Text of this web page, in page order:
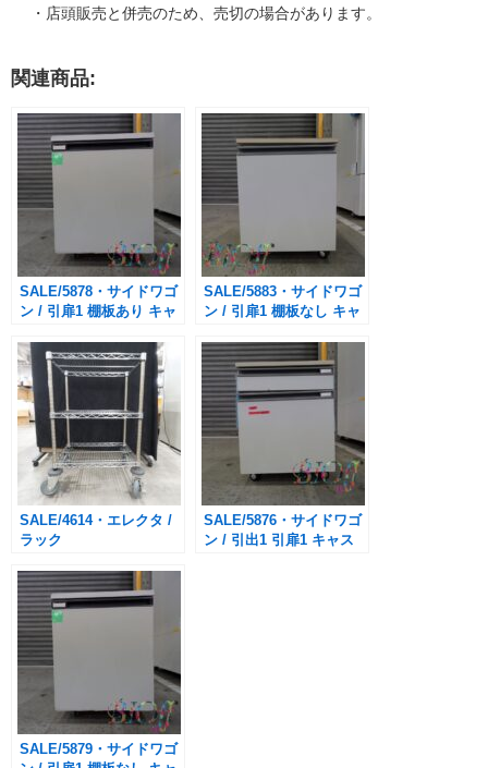
・店頭販売と併売のため、売切の場合があります。
関連商品:
SALE/5878・サイドワゴ
ン / 引扉1 棚板あり キャ
W45×D50×H58.5cm
SALE/5883・サイドワゴ
ン / 引扉1 棚板なし キャ
W45×D44.3×H58cm
SALE/4614・エレクタ /
ラック
ャスター付き
SALE/5876・サイドワゴ
ン / 引出1 引扉1 キャス
SALE/5879・サイドワゴ